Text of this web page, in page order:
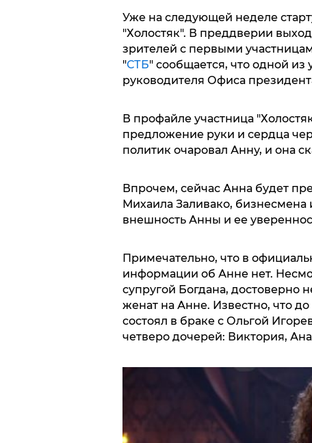
Уже на следующей неделе
"Холостяк". В преддверии
зрителей с первыми
"СТБ" сообщается, что одной из
руководителя Офиса
В профайле участница
предложение руки и сердца
политик очаровал Анну, и она
Впрочем, сейчас Анна будет
Михаила Заливако, бизнесмена
внешность Анны и ее
Примечательно, что в
информации об Анне нет.
супругой Богдана, достоверно
женат на Анне. Известно, что
состоял в браке с Ольгой
четверо дочерей: Виктория,